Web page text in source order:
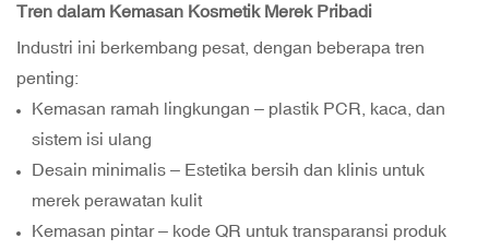
Tren dalam Kemasan Kosmetik Merek Pribadi
Industri ini berkembang pesat, dengan beberapa tren
penting:
Kemasan ramah lingkungan – plastik PCR, kaca, dan
sistem isi ulang
Desain minimalis – Estetika bersih dan klinis untuk
merek perawatan kulit
Kemasan pintar – kode QR untuk transparansi produk